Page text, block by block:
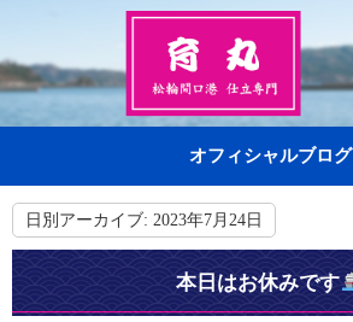
オフィシャルブログ
日別アーカイブ: 2023年7月24日
本日はお休みです